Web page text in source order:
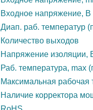
Входное напряжение, В
Диап. раб. температур
Количество выходов
Напряжение изоляции,
Раб. температура, max
Максимальная рабочая
Наличие корректора